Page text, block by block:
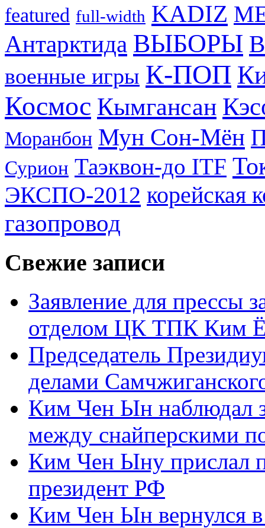
featured full-width KADIZ
Антарктида ВЫБОРЫ
военные игры К-ПОП
Космос Кымгансан
Моранбон Мун Сон-Мён
Сурион Таэквон-до ITF
ЭКСПО-2012 корейская
газопровод
Свежие записи
Заявление для прессы
отделом ЦК ТПК Ким
Председатель
делами
Ким Чен Ын наблюдал
между снайперскими
Ким Чен Ыну прислал
президент РФ
Ким Чен Ын вернулся